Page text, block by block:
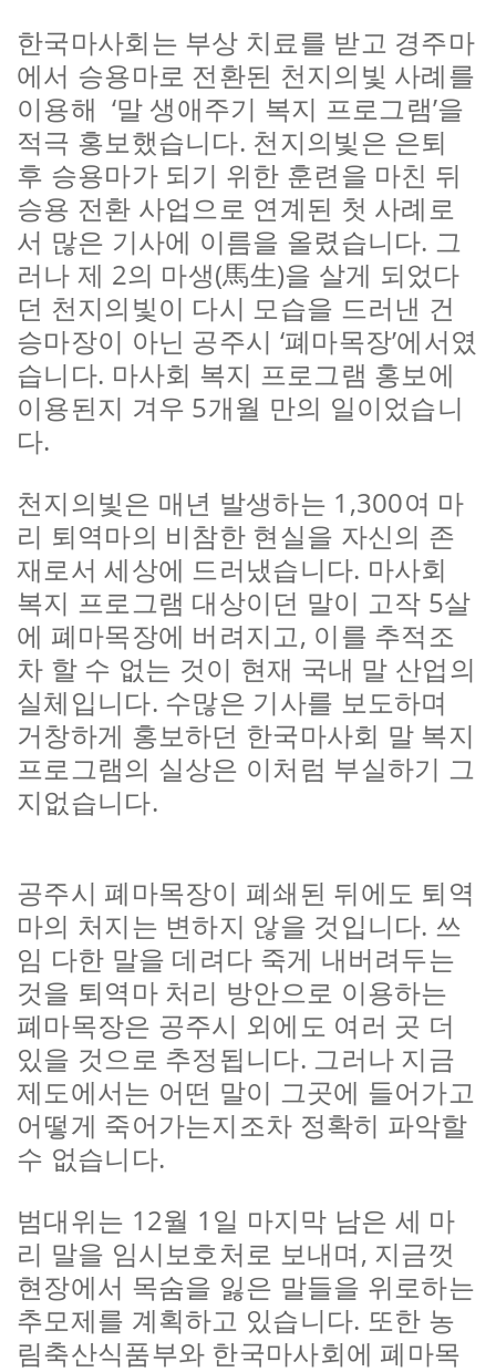
한국마사회는 부상 치료를 받고 경주마
에서 승용마로 전환된 천지의빛 사례를
이용해 ‘말 생애주기 복지 프로그램’을
적극 홍보했습니다. 천지의빛은 은퇴
후 승용마가 되기 위한 훈련을 마친 뒤
승용 전환 사업으로 연계된 첫 사례로
서 많은 기사에 이름을 올렸습니다. 그
러나 제 2의 마생(馬生)을 살게 되었다
던 천지의빛이 다시 모습을 드러낸 건
승마장이 아닌 공주시 ‘폐마목장’에서였
습니다. 마사회 복지 프로그램 홍보에
이용된지 겨우 5개월 만의 일이었습니
다.
천지의빛은 매년 발생하는 1,300여 마
리 퇴역마의 비참한 현실을 자신의 존
재로서 세상에 드러냈습니다. 마사회
복지 프로그램 대상이던 말이 고작 5살
에 폐마목장에 버려지고, 이를 추적조
차 할 수 없는 것이 현재 국내 말 산업의
실체입니다. 수많은 기사를 보도하며
거창하게 홍보하던 한국마사회 말 복지
프로그램의 실상은 이처럼 부실하기 그
지없습니다.
공주시 폐마목장이 폐쇄된 뒤에도 퇴역
마의 처지는 변하지 않을 것입니다. 쓰
임 다한 말을 데려다 죽게 내버려두는
것을 퇴역마 처리 방안으로 이용하는
폐마목장은 공주시 외에도 여러 곳 더
있을 것으로 추정됩니다. 그러나 지금
제도에서는 어떤 말이 그곳에 들어가고
어떻게 죽어가는지조차 정확히 파악할
수 없습니다.
범대위는 12월 1일 마지막 남은 세 마
리 말을 임시보호처로 보내며, 지금껏
현장에서 목숨을 잃은 말들을 위로하는
추모제를 계획하고 있습니다. 또한 농
림축산식품부와 한국마사회에 폐마목